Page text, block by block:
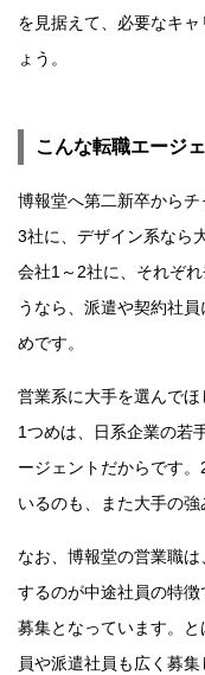
を見据えて、必要なキ
ょう。
こんな転職エージ
博報堂へ第二新卒から
3社に、デザイン系なら
会社1～2社に、それぞ
うなら、派遣や契約社
めです。
営業系に大手を選んでほ
1つめは、日系企業の若
ージェントだからです
いるのも、また大手の強
なお、博報堂の営業職
するのが中途社員の特
募集となっています。
員や派遣社員も広く募